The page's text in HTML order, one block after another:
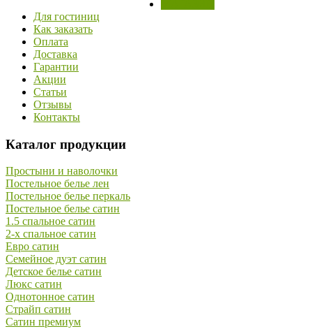
Для гостиниц
Как заказать
Оплата
Доставка
Гарантии
Акции
Статьи
Отзывы
Контакты
Каталог продукции
Простыни и наволочки
Постельное белье лен
Постельное белье перкаль
Постельное белье сатин
1.5 спальное сатин
2-х спальное сатин
Евро сатин
Семейное дуэт сатин
Детское белье сатин
Люкс сатин
Однотонное сатин
Страйп сатин
Сатин премиум